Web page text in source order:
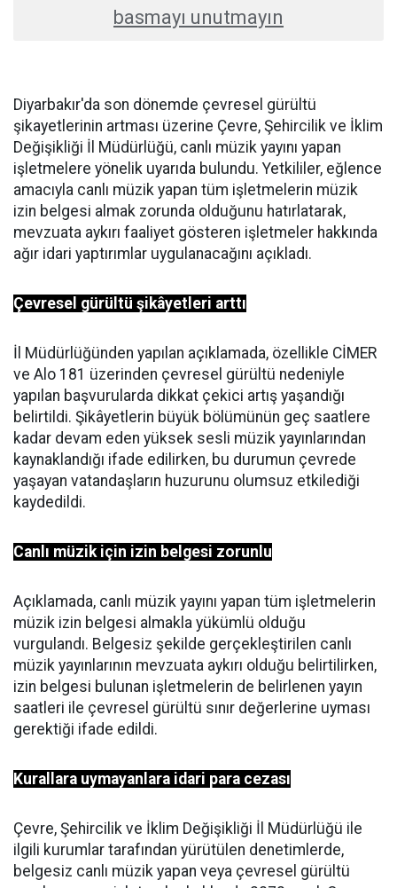
basmayı unutmayın
Diyarbakır'da son dönemde çevresel gürültü
şikayetlerinin artması üzerine Çevre, Şehircilik ve İklim
Değişikliği İl Müdürlüğü, canlı müzik yayını yapan
işletmelere yönelik uyarıda bulundu. Yetkililer, eğlence
amacıyla canlı müzik yapan tüm işletmelerin müzik
izin belgesi almak zorunda olduğunu hatırlatarak,
mevzuata aykırı faaliyet gösteren işletmeler hakkında
ağır idari yaptırımlar uygulanacağını açıkladı.
Çevresel gürültü şikâyetleri arttı
İl Müdürlüğünden yapılan açıklamada, özellikle CİMER
ve Alo 181 üzerinden çevresel gürültü nedeniyle
yapılan başvurularda dikkat çekici artış yaşandığı
belirtildi. Şikâyetlerin büyük bölümünün geç saatlere
kadar devam eden yüksek sesli müzik yayınlarından
kaynaklandığı ifade edilirken, bu durumun çevrede
yaşayan vatandaşların huzurunu olumsuz etkilediği
kaydedildi.
Canlı müzik için izin belgesi zorunlu
Açıklamada, canlı müzik yayını yapan tüm işletmelerin
müzik izin belgesi almakla yükümlü olduğu
vurgulandı. Belgesiz şekilde gerçekleştirilen canlı
müzik yayınlarının mevzuata aykırı olduğu belirtilirken,
izin belgesi bulunan işletmelerin de belirlenen yayın
saatleri ile çevresel gürültü sınır değerlerine uyması
gerektiği ifade edildi.
Kurallara uymayanlara idari para cezası
Çevre, Şehircilik ve İklim Değişikliği İl Müdürlüğü ile
ilgili kurumlar tarafından yürütülen denetimlerde,
belgesiz canlı müzik yapan veya çevresel gürültü